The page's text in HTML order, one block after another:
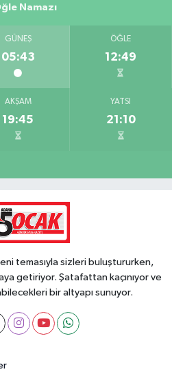
Namazı
GÜNEŞ
05:43
ÖĞLE
12:49
AKŞAM
19:45
YATSI
21:10
temasıyla sizleri buluştururken,
getiriyor. Şatafattan kaçınıyor ve
bir altyapı sunuyor.